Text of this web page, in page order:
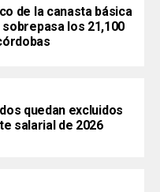
de la canasta básica
los 21,100
quedan excluidos
salarial de 2026